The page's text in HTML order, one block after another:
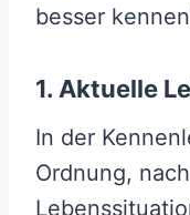
besser
1. Aktuelle
In der
Ordnung,